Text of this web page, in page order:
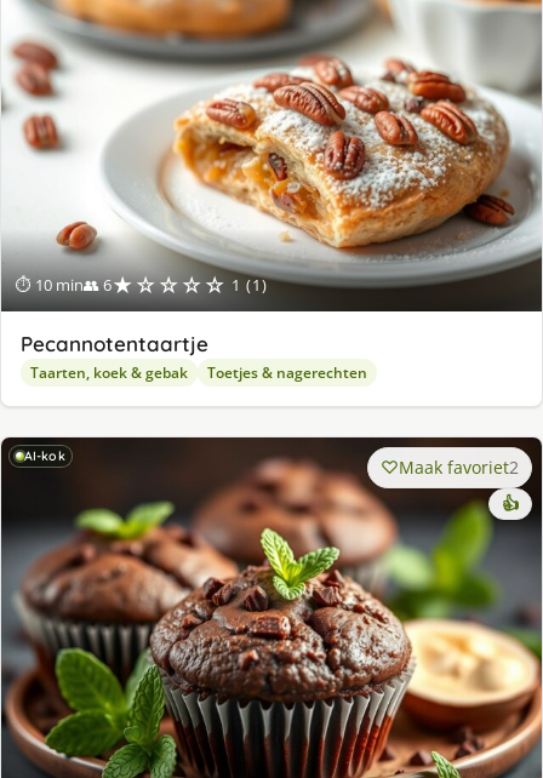
⏱ 10 min👥 6★☆☆☆☆ 1 (1)
Pecannotentaartje
Taarten, koek & gebak Toetjes & nagerechten
AI-kok Maak favoriet2
👍